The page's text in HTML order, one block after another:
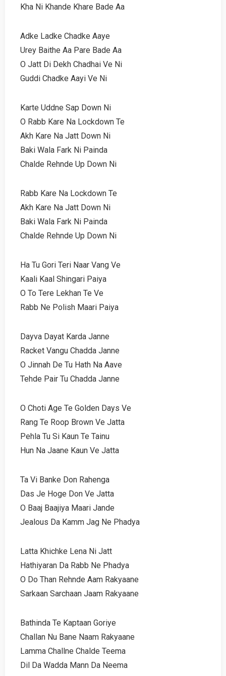
Kha Ni Khande Khare Bade Aa
Adke Ladke Chadke Aaye
Urey Baithe Aa Pare Bade Aa
O Jatt Di Dekh Chadhai Ve Ni
Guddi Chadke Aayi Ve Ni
Karte Uddne Sap Down Ni
O Rabb Kare Na Lockdown Te
Akh Kare Na Jatt Down Ni
Baki Wala Fark Ni Painda
Chalde Rehnde Up Down Ni
Rabb Kare Na Lockdown Te
Akh Kare Na Jatt Down Ni
Baki Wala Fark Ni Painda
Chalde Rehnde Up Down Ni
Ha Tu Gori Teri Naar Vang Ve
Kaali Kaal Shingari Paiya
O To Tere Lekhan Te Ve
Rabb Ne Polish Maari Paiya
Dayva Dayat Karda Janne
Racket Vangu Chadda Janne
O Jinnah De Tu Hath Na Aave
Tehde Pair Tu Chadda Janne
O Choti Age Te Golden Days Ve
Rang Te Roop Brown Ve Jatta
Pehla Tu Si Kaun Te Tainu
Hun Na Jaane Kaun Ve Jatta
Ta Vi Banke Don Rahenga
Das Je Hoge Don Ve Jatta
O Baaj Baajiya Maari Jande
Jealous Da Kamm Jag Ne Phadya
Latta Khichke Lena Ni Jatt
Hathiyaran Da Rabb Ne Phadya
O Do Than Rehnde Aam Rakyaane
Sarkaan Sarchaan Jaam Rakyaane
Bathinda Te Kaptaan Goriye
Challan Nu Bane Naam Rakyaane
Lamma Challne Chalde Teema
Dil Da Wadda Mann Da Neema